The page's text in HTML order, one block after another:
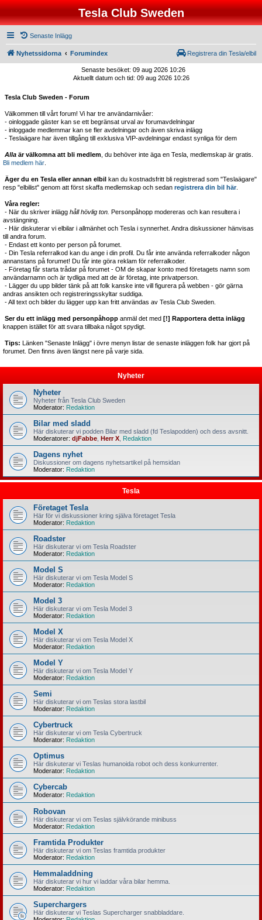
Tesla Club Sweden
Senaste Inlägg
Nyhetssidorna Forumindex Registrera din Tesla/elbil
Senaste besöket: 09 aug 2026 10:26
Aktuellt datum och tid: 09 aug 2026 10:26
Tesla Club Sweden - Forum
Välkommen till vårt forum! Vi har tre användarnivåer:
- oinloggade gäster kan se ett begränsat urval av forumavdelningar
- inloggade medlemmar kan se fler avdelningar och även skriva inlägg
- Teslaägare har även tillgång till exklusiva VIP-avdelningar endast synliga för dem
Alla är välkomna att bli medlem , du behöver inte äga en Tesla, medlemskap är gratis.
Bli medlem här
Äger du en Tesla eller annan elbil kan du kostnadsfritt bli registrerad som "Teslaägare"
resp "elbilist" genom att först skaffa medlemskap och sedan registrera din bil här.
Våra regler:
- När du skriver inlägg håll hövlig ton. Personpåhopp modereras och kan resultera i
avstängning.
- Här diskuterar vi elbilar i allmänhet och Tesla i synnerhet. Andra diskussioner hänvisas
till andra forum.
- Endast ett konto per person på forumet.
- Din Tesla referralkod kan du ange i din profil. Du får inte använda referralkoder någon
annanstans på forumet! Du får inte göra reklam för referralkoder.
- Företag får starta trådar på forumet - OM de skapar konto med företagets namn som
användarnamn och är tydliga med att de är företag, inte privatperson.
- Lägger du upp bilder tänk på att folk kanske inte vill figurera på webben - gör gärna
andras ansikten och registreringsskyltar suddiga.
- All text och bilder du lägger upp kan fritt användas av Tesla Club Sweden.
Ser du ett inlägg med personpåhopp anmäl det med [!] Rapportera detta inlägg
knappen istället för att svara tillbaka något spydigt.
Tips: Länken "Senaste Inlägg" i övre menyn listar de senaste inläggen folk har gjort på
forumet. Den finns även längst nere på varje sida.
Nyheter
Nyheter
Nyheter från Tesla Club Sweden
Moderator: Redaktion
Bilar med sladd
Här diskuterar vi podden Bilar med sladd (fd Teslapodden) och dess avsnitt.
Moderatorer: djFabbe Herr X Redaktion
Dagens nyhet
Diskussioner om dagens nyhetsartikel på hemsidan
Moderator: Redaktion
Tesla
Företaget Tesla
Här för vi diskussioner kring själva företaget Tesla
Moderator: Redaktion
Roadster
Här diskuterar vi om Tesla Roadster
Moderator: Redaktion
Model S
Här diskuterar vi om Tesla Model S
Moderator: Redaktion
Model 3
Här diskuterar vi om Tesla Model 3
Moderator: Redaktion
Model X
Här diskuterar vi om Tesla Model X
Moderator: Redaktion
Model Y
Här diskuterar vi om Tesla Model Y
Moderator: Redaktion
Semi
Här diskuterar vi om Teslas stora lastbil
Moderator: Redaktion
Cybertruck
Här diskuterar vi om Tesla Cybertruck
Moderator: Redaktion
Optimus
Här diskuterar vi Teslas humanoida robot och dess konkurrenter.
Moderator: Redaktion
Cybercab
Moderator: Redaktion
Robovan
Här diskuterar vi om Teslas självkörande minibuss
Moderator: Redaktion
Framtida Produkter
Här diskuterar vi om Teslas framtida produkter
Moderator: Redaktion
Hemmaladdning
Här diskuterar vi hur vi laddar våra bilar hemma.
Moderator: Redaktion
Superchargers
Här diskuterar vi Teslas Supercharger snabbladdare.